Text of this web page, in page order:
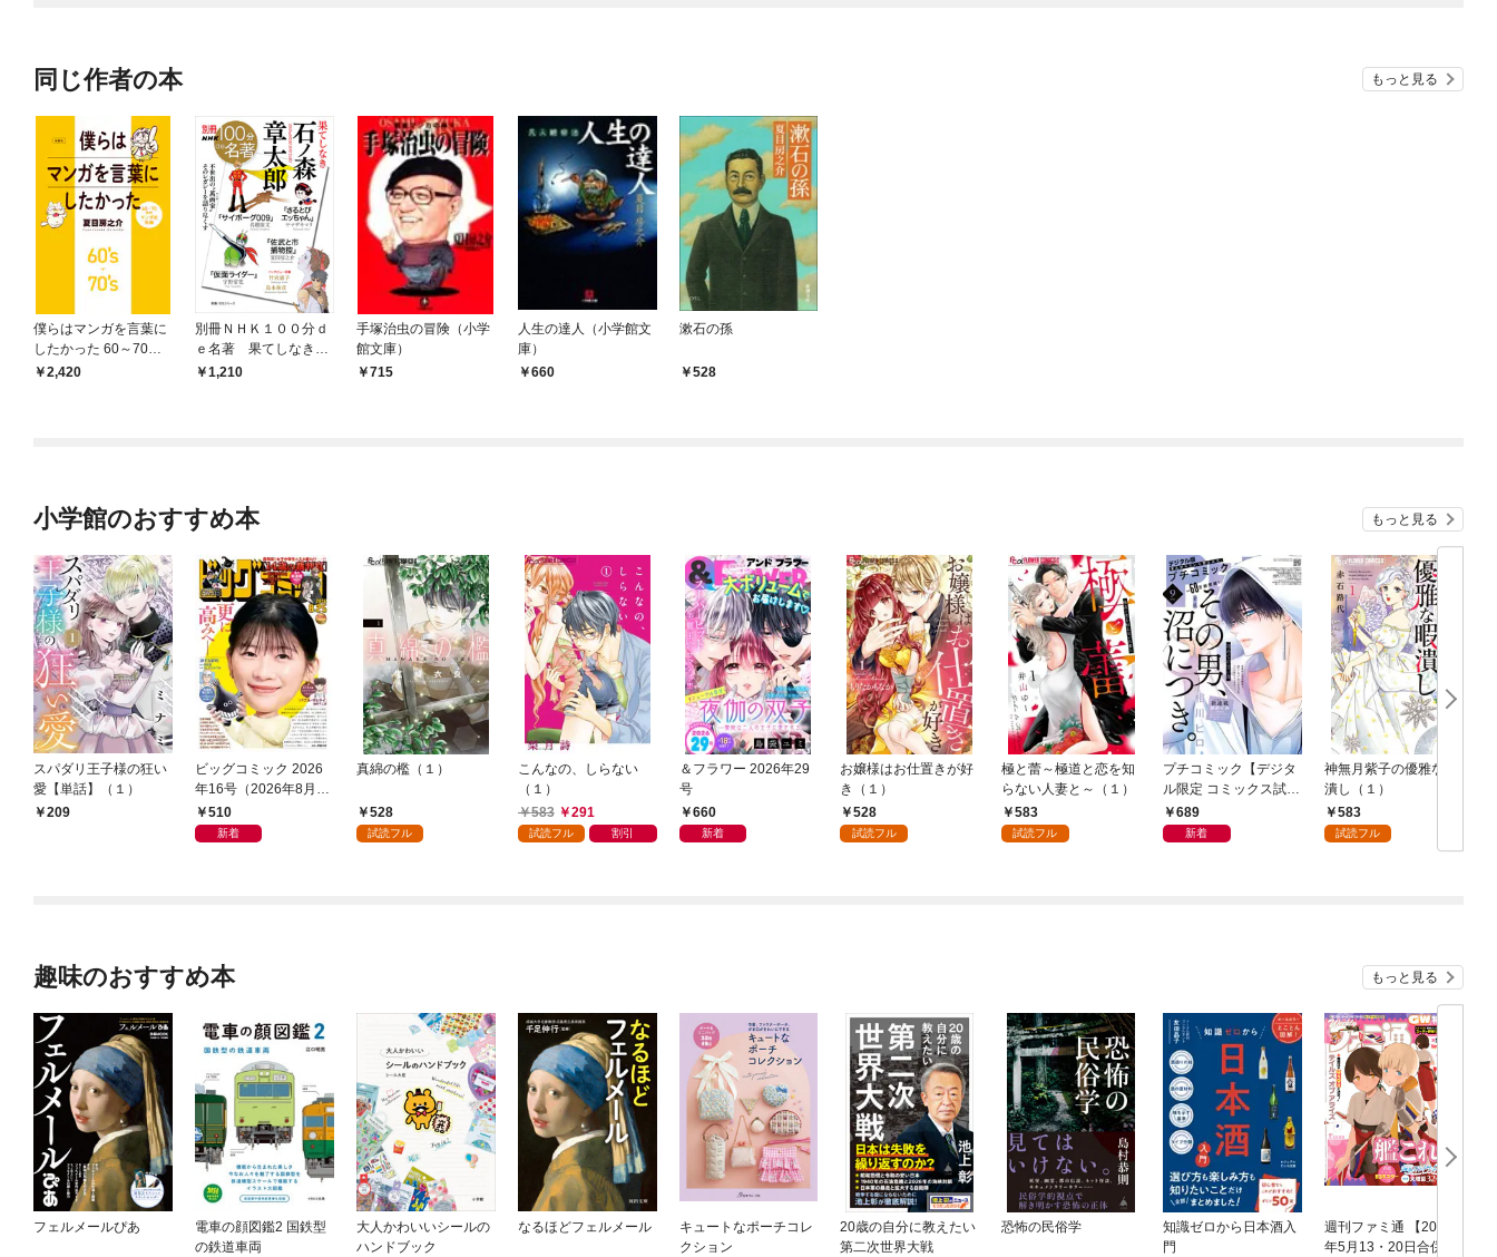
同じ作者の本 もっと見る
僕らはマンガを言葉に
したかった 60～70年
代マンガ史私論
2,420
別冊ＮＨＫ１００分ｄ
ｅ名著 果てしなき
石ノ森章太郎
1,210
手塚治虫の冒険（小学
館文庫）
715
人生の達人（小学館文
庫）
660
漱石の孫
528
小学館のおすすめ本 もっと見る
スパダリ王子様の狂い
愛【単話】（１）
209
ビッグコミック 2026
年16号（2026年8月7
日発売）
510
新着
真綿の檻（１）
528
試読フル
こんなの、しらない
（１）
583
291
試読フル 割引
＆フラワー 2026年29
号
660
新着
お嬢様はお仕置きが好
き（１）
528
試読フル
極と蕾～極道と恋を知
らない人妻と～（１）
583
試読フル
プチコミック【デジタ
ル限定 コミックス試し
読み特典付き】 2026
年9月号（2026年8月7
689
新着
神無月紫子の優雅な暇
潰し（１）
583
試読フル
趣味のおすすめ本 もっと見る
フェルメールぴあ
電車の顔図鑑2 国鉄型
の鉄道車両
大人かわいいシールの
ハンドブック
なるほどフェルメール
キュートなポーチコレ
クション
20歳の自分に教えたい
第二次世界大戦
恐怖の民俗学
知識ゼロから日本酒入
門
週刊ファミ通 【2021
年5月13・20日合併